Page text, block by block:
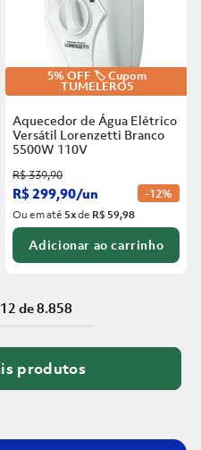
5% OFF 🏷️ Cupom
TUMELERO5
Aquecedor de Água Elétrico
Versátil Lorenzetti Branco
5500W 110V
R$339,90
R$299,90/un -12%
Ou em até5xde R$ 59,98
Adicionar ao carrinho
12 de 8.858